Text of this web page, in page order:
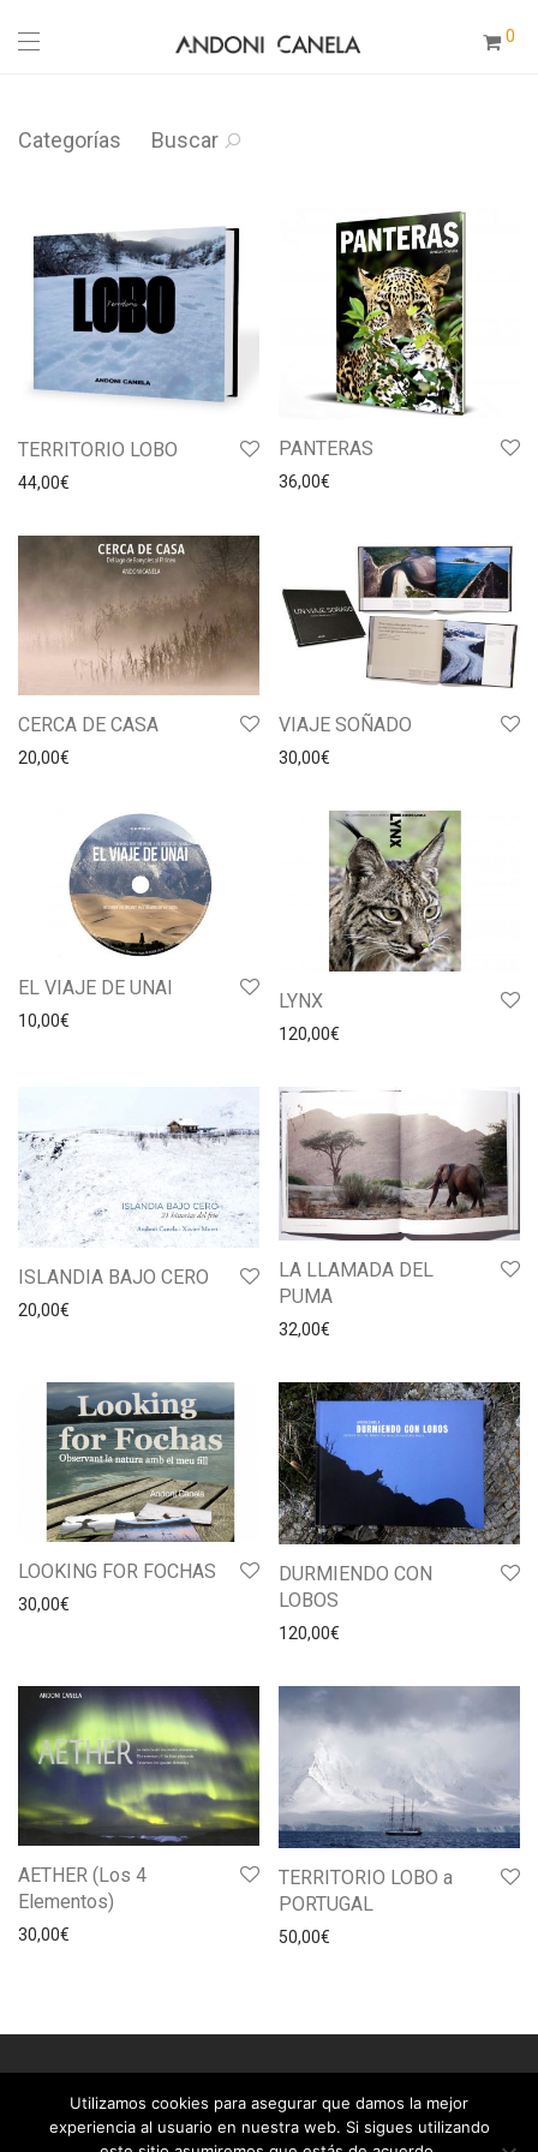
0
Categorías Buscar
TERRITORIO LOBO
44,00€
PANTERAS
36,00€
CERCA DE CASA
20,00€
VIAJE SOÑADO
30,00€
EL VIAJE DE UNAI
10,00€
LYNX
120,00€
ISLANDIA BAJO CERO
20,00€
LA LLAMADA DEL
PUMA
32,00€
LOOKING FOR FOCHAS
30,00€
DURMIENDO CON
LOBOS
120,00€
AETHER (Los 4
Elementos)
30,00€
TERRITORIO LOBO a
PORTUGAL
50,00€
© 2026Andoni Canela. Todos los derechos reservados
Utilizamos cookies para asegurar que damos la mejor
experiencia al usuario en nuestra web. Si sigues utilizando